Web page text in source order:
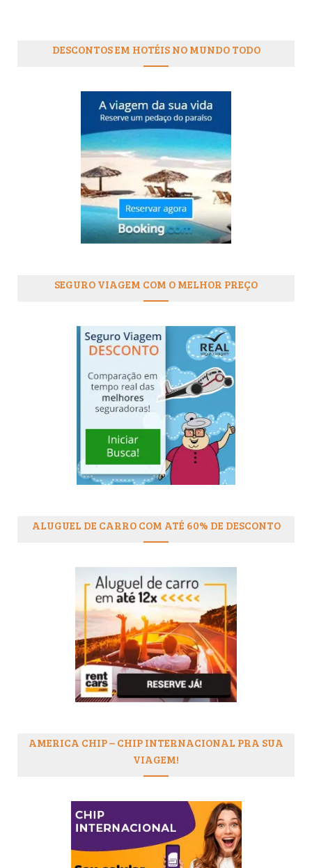
DESCONTOS EM HOTÉIS NO MUNDO TODO
SEGURO VIAGEM COM O MELHOR PREÇO
ALUGUEL DE CARRO COM ATÉ 60% DE DESCONTO
AMERICA CHIP – CHIP INTERNACIONAL PRA SUA
VIAGEM!